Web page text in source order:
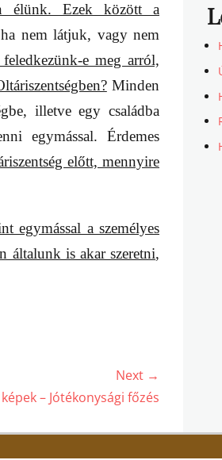
élünk. Ezek között a
nem látjuk, vagy nem
e meg arról,
Minden
illetve egy családba
egymással. Érdemes
előtt, mennyire
egymással a személyes
általunk is akar szeretni,
Next →
– Jótékonysági főzés